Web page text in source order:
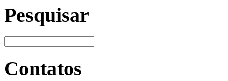
Pesquisar
Contatos